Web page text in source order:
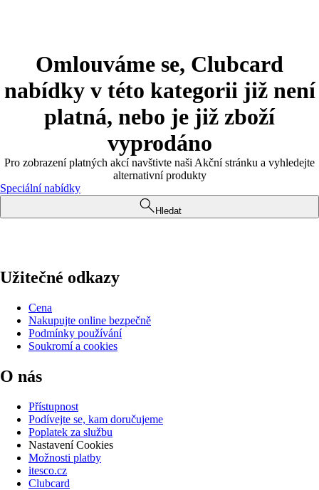
Omlouváme se, Clubcard
nabídky v této kategorii již není
platná, nebo je již zboží
vyprodáno
Pro zobrazení platných akcí navštivte naši Akční stránku a vyhledejte
alternativní produkty
Speciální nabídky
Hledat
Užitečné odkazy
Cena
Nakupujte online bezpečně
Podmínky používání
Soukromí a cookies
O nás
Přístupnost
Podívejte se, kam doručujeme
Poplatek za službu
Nastavení Cookies
Možnosti platby
itesco.cz
Clubcard